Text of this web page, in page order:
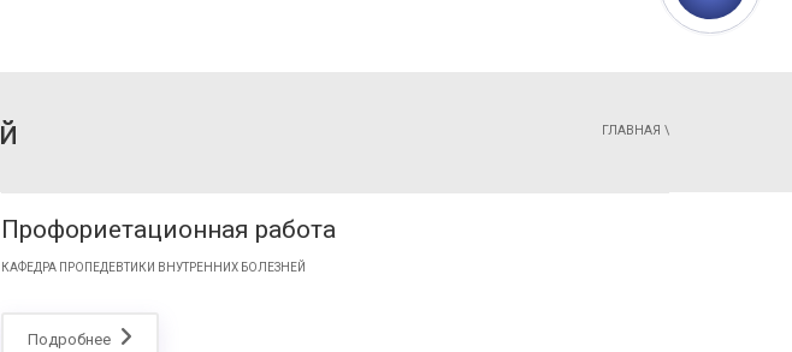
ГЛАВНАЯ \
Профориетационная работа
КАФЕДРА ПРОПЕДЕВТИКИ ВНУТРЕННИХ БОЛЕЗНЕЙ
Подробнее